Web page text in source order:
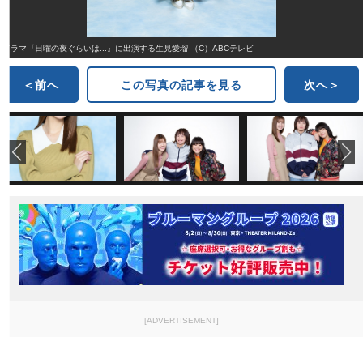
ドラマ『日曜の夜ぐらいは...』に出演する生見愛瑠 （C）ABCテレビ
＜前へ この写真の記事を見る 次へ＞
[ADVERTISEMENT]